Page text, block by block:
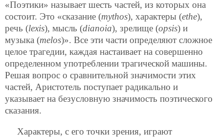
«Поэтики» называет шесть частей, из которых она
состоит. Это «сказание (mythos), характеры (ethe),
речь (lexis), мысль (dianoia), зрелище (opsis) и
музыка (melos)». Все эти части определяют сложное
целое трагедии, каждая настаивает на совершенно
определенном употреблении трагической машины.
Решая вопрос о сравнительной значимости этих
частей, Аристотель поступает радикально и
указывает на безусловную значимость поэтического
сказания.
Характеры, с его точки зрения, играют